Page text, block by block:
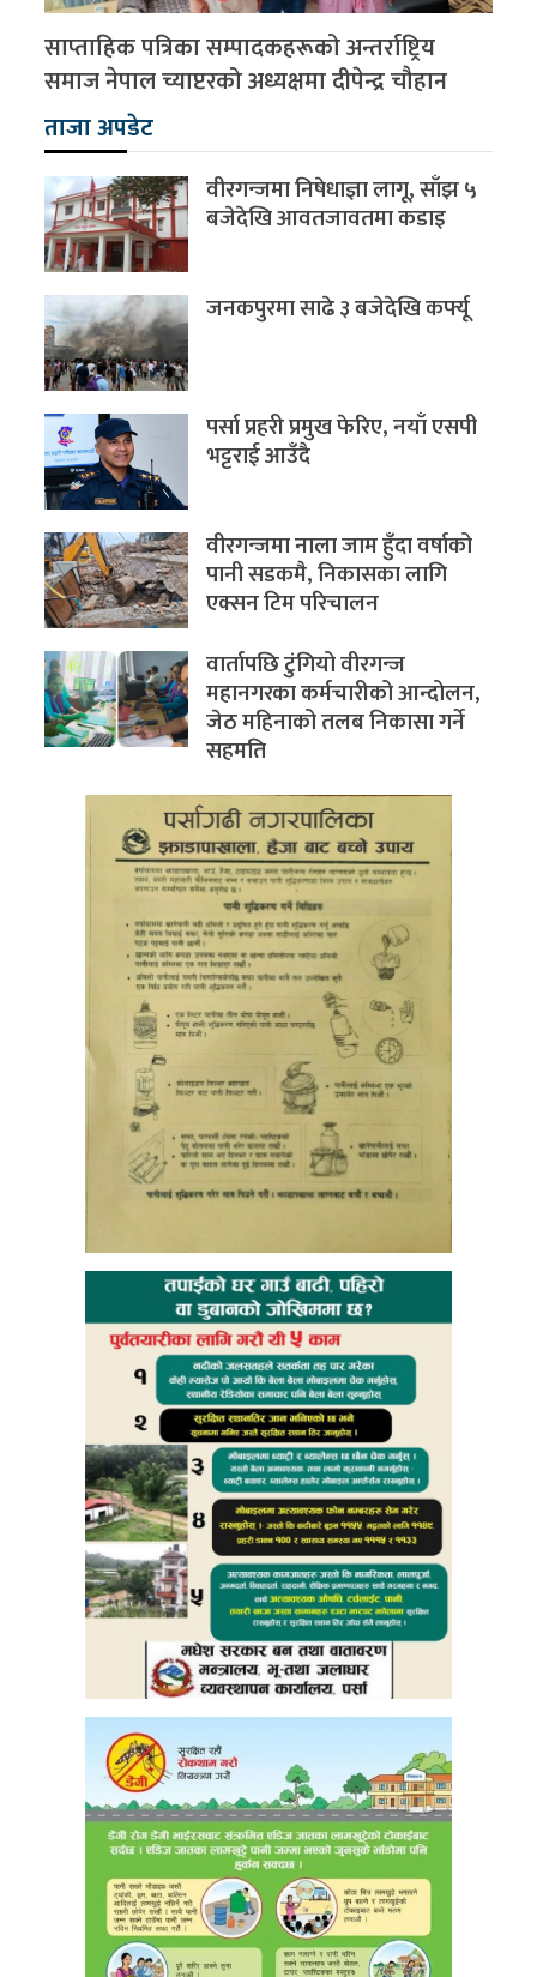
साप्ताहिक पत्रिका सम्पादकहरूको अन्तर्राष्ट्रिय
समाज नेपाल च्याप्टरको अध्यक्षमा दीपेन्द्र चौहान
ताजा अपडेट
वीरगन्जमा निषेधाज्ञा लागू, साँझ ५
बजेदेखि आवतजावतमा कडाइ
जनकपुरमा साढे ३ बजेदेखि कर्फ्यू
पर्सा प्रहरी प्रमुख फेरिए, नयाँ एसपी
भट्टराई आउँदै
वीरगन्जमा नाला जाम हुँदा वर्षाको
पानी सडकमै, निकासका लागि
एक्सन टिम परिचालन
वार्तापछि टुंगियो वीरगन्ज
महानगरका कर्मचारीको आन्दोलन,
जेठ महिनाको तलब निकासा गर्ने
सहमति